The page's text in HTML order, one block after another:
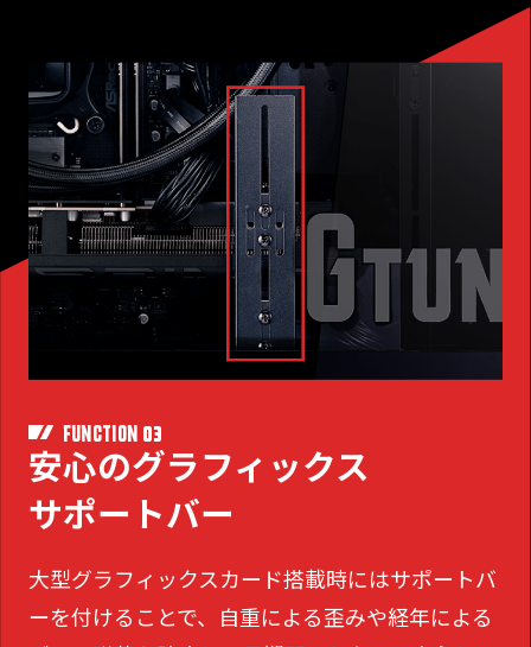
FUNCTION 03
安心のグラフィックス
サポートバー
大型グラフィックスカード搭載時にはサポートバ
ーを付けることで、
自重による歪みや経年による